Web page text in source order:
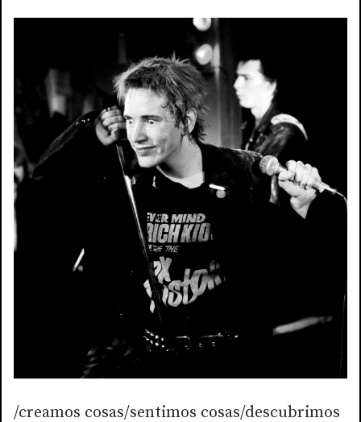
/creamos cosas/sentimos cosas/descubrimos